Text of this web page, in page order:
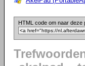
HTML code om naar deze